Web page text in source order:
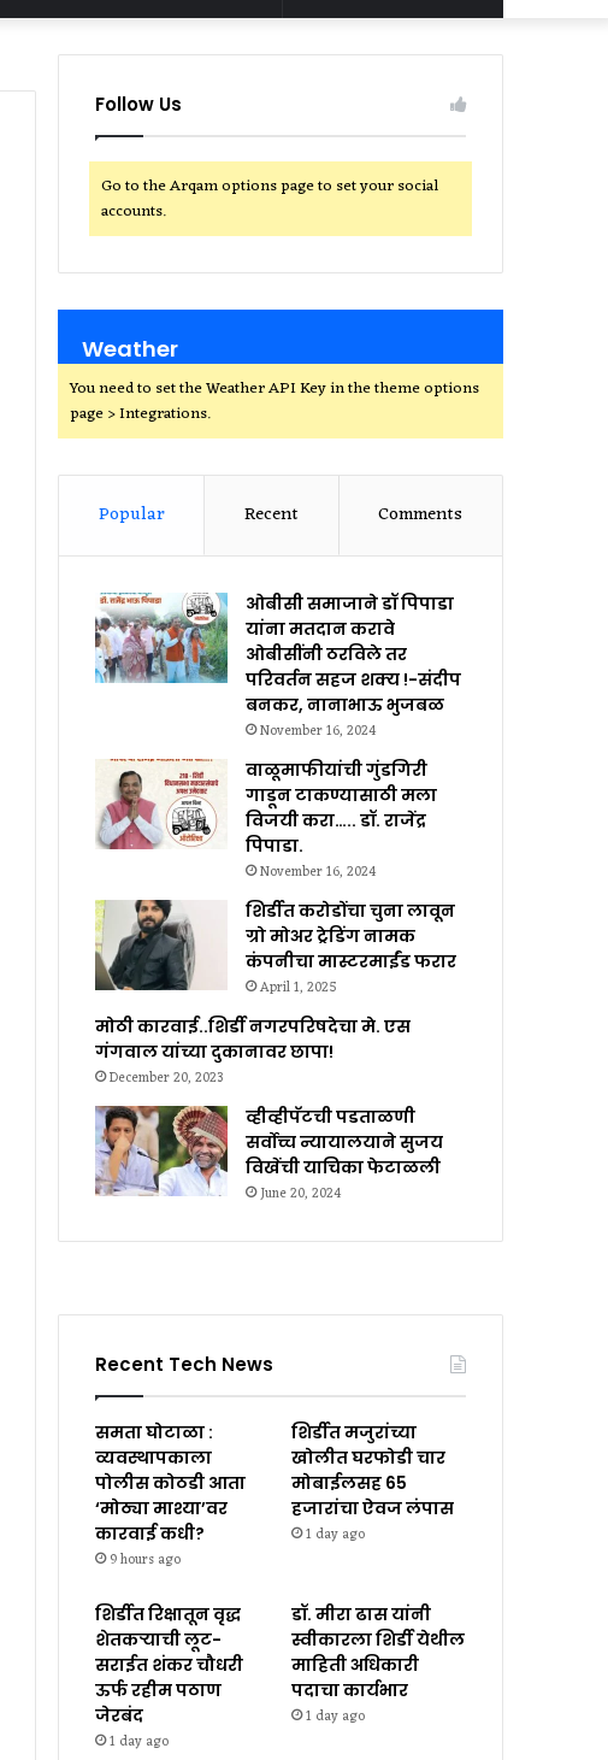
for
Follow Us
Go to the Arqam options page to set your social
accounts.
Weather
You need to set the Weather API Key in the theme options
page > Integrations.
Popular Recent Comments
ओबीसी समाजाने डॉ पिपाडा
यांना मतदान करावे
ओबीसींनी ठरविले तर
परिवर्तन सहज शक्य !-संदीप
बनकर, नानाभाऊ भुजबळ
November 16, 2024
वाळूमाफीयांची गुंडगिरी
गाडून टाकण्यासाठी मला
विजयी करा….. डॉ. राजेंद्र
पिपाडा.
November 16, 2024
शिर्डीत करोडोंचा चुना लावून
ग्रो मोअर ट्रेडिंग नामक
कंपनीचा मास्टरमाईंड फरार
April 1, 2025
मोठी कारवाई..शिर्डी नगरपरिषदेचा मे. एस
गंगवाल यांच्या दुकानावर छापा!
December 20, 2023
व्हीव्हीपॅटची पडताळणी
सर्वोच्च न्यायालयाने सुजय
विखेंची याचिका फेटाळली
June 20, 2024
Recent Tech News
समता घोटाळा :
व्यवस्थापकाला
पोलीस कोठडी आता
‘मोठ्या माश्या’वर
कारवाई कधी?
9 hours ago
शिर्डीत मजुरांच्या
खोलीत घरफोडी चार
मोबाईलसह ₹65
हजारांचा ऐवज लंपास
1 day ago
शिर्डीत रिक्षातून वृद्ध
शेतकऱ्याची लूट-
सराईत शंकर चौधरी
ऊर्फ रहीम पठाण
जेरबंद
1 day ago
डॉ. मीरा ढास यांनी
स्वीकारला शिर्डी येथील
माहिती अधिकारी
पदाचा कार्यभार
1 day ago